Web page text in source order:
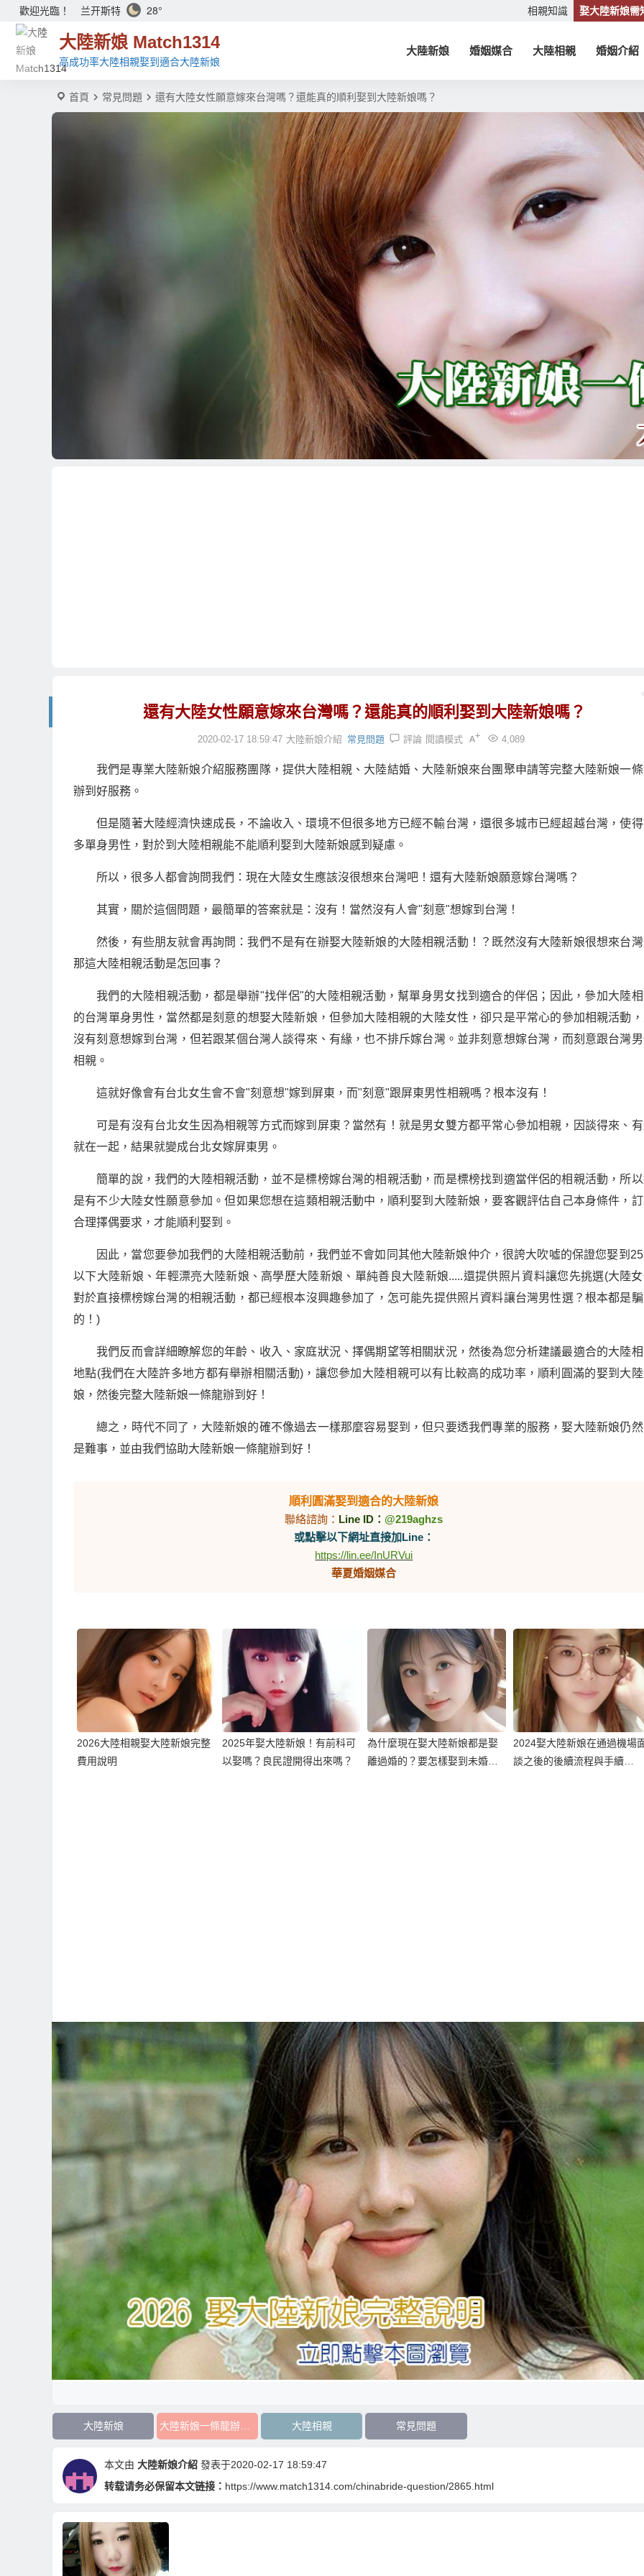
歡迎光臨！ 兰开斯特 28° 相親知識 娶大陸新娘需
大陸新娘 Match1314
高成功率大陸相親娶到適合大陸新娘
大陸新娘 婚姻媒合 大陸相親 婚姻介紹
首頁 常見問題 還有大陸女性願意嫁來台灣嗎？還能真的順利娶到大陸新娘嗎？
還有大陸女性願意嫁來台灣嗎？還能真的順利娶到大陸新娘嗎？
2020-02-17 18:59:47 大陸新娘介紹 常見問題 評論 4,089
閱讀模式
我們是專業大陸新娘介紹服務團隊，提供大陸相親、大陸結婚、大陸新娘來台團聚申請等完整大陸新娘一
辦到好服務。
但是隨著大陸經濟快速成長，不論收入、環境不但很多地方已經不輸台灣，還很多城市已經超越台灣，使
多單身男性，對於到大陸相親能不能順利娶到大陸新娘感到疑慮。
所以，很多人都會詢問我們：現在大陸女生應該沒很想來台灣吧！還有大陸新娘願意嫁台灣嗎？
其實，關於這個問題，最簡單的答案就是：沒有！當然沒有人會"刻意"想嫁到台灣！
然後，有些朋友就會再詢問：我們不是有在辦娶大陸新娘的大陸相親活動！？既然沒有大陸新娘很想來台
那這大陸相親活動是怎回事？
我們的大陸相親活動，都是舉辦"找伴侶"的大陸相親活動，幫單身男女找到適合的伴侶；因此，參加大陸
的台灣單身男性，當然都是刻意的想娶大陸新娘，但參加大陸相親的大陸女性，卻只是平常心的參加相親活動
沒有刻意想嫁到台灣，但若跟某個台灣人談得來、有緣，也不排斥嫁台灣。並非刻意想嫁台灣，而刻意跟台灣
相親。
這就好像會有台北女生會不會"刻意想"嫁到屏東，而"刻意"跟屏東男性相親嗎？根本沒有！
可是有沒有台北女生因為相親等方式而嫁到屏東？當然有！就是男女雙方都平常心參加相親，因談得來、
就在一起，結果就變成台北女嫁屏東男。
簡單的說，我們的大陸相親活動，並不是標榜嫁台灣的相親活動，而是標榜找到適當伴侶的相親活動，所
是有不少大陸女性願意參加。但如果您想在這類相親活動中，順利娶到大陸新娘，要客觀評估自己本身條件，
合理擇偶要求，才能順利娶到。
因此，當您要參加我們的大陸相親活動前，我們並不會如同其他大陸新娘仲介，很誇大吹噓的保證您娶到
以下大陸新娘、年輕漂亮大陸新娘、高學歷大陸新娘、單純善良大陸新娘.....還提供照片資料讓您先挑選(大陸
對於直接標榜嫁台灣的相親活動，都已經根本沒興趣參加了，怎可能先提供照片資料讓台灣男性選？根本都是
的！)
我們反而會詳細瞭解您的年齡、收入、家庭狀況、擇偶期望等相關狀況，然後為您分析建議最適合的大陸
地點(我們在大陸許多地方都有舉辦相關活動)，讓您參加大陸相親可以有比較高的成功率，順利圓滿的娶到大
娘，然後完整大陸新娘一條龍辦到好！
總之，時代不同了，大陸新娘的確不像過去一樣那麼容易娶到，但只要透我們專業的服務，娶大陸新娘仍
是難事，並由我們協助大陸新娘一條龍辦到好！
順利圓滿娶到適合的大陸新娘
聯絡諮詢： Line ID：@219aghzs
或點擊以下網址直接加Line：
https://lin.ee/InURVui
華夏婚姻媒合
2026大陸相親娶大陸新娘完整
費用說明
2025年娶大陸新娘！有前科可
以娶嗎？良民證開得出來嗎？
為什麼現在娶大陸新娘都是娶
離過婚的？要怎樣娶到未婚的
2024娶大陸新娘在通過機場
談之後的後續流程與手續…
大陸新娘 大陸相親 常見問題
本文由 大陸新娘介紹 發表于2020-02-17 18:59:47
转载请务必保留本文链接： https://www.match1314.com/chinabride-question/2865.html